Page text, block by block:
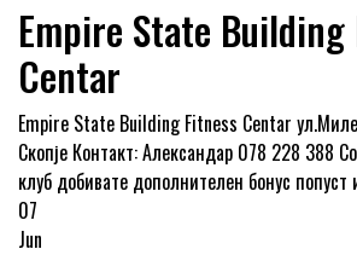
Empire State Building
Centar
Empire State Building Fitness Centar
Скопје Контакт: Александар 078 228 388
клуб добивате дополнителен бонус попуст
07
Jun